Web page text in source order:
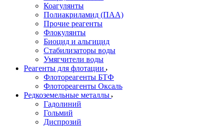
Коагулянты
Полиакриламид (ПАА)
Прочие реагенты
Флокулянты
Биоцид и альгицид
Стабилизаторы воды
Умягчители воды
Реагенты для флотации
Флотореагенты БТФ
Флотореагенты Оксаль
Редкоземельные металлы
Гадолиний
Гольмий
Диспрозий